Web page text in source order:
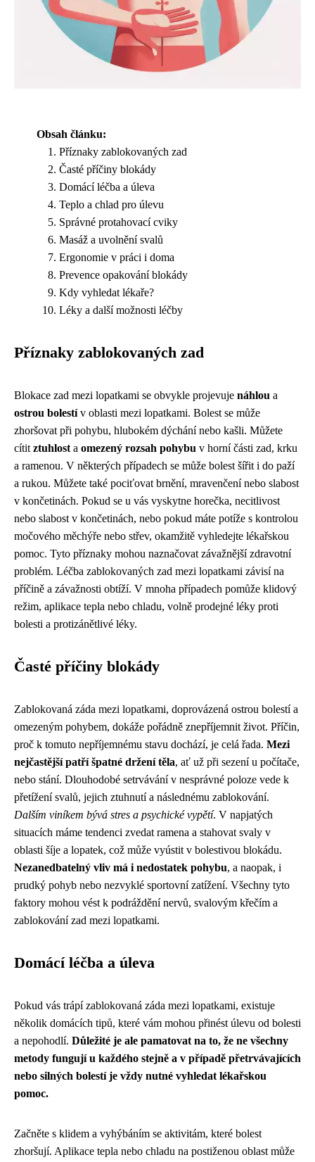
Obsah článku:
Příznaky zablokovaných zad
Časté příčiny blokády
Domácí léčba a úleva
Teplo a chlad pro úlevu
Správné protahovací cviky
Masáž a uvolnění svalů
Ergonomie v práci i doma
Prevence opakování blokády
Kdy vyhledat lékaře?
Léky a další možnosti léčby
Příznaky zablokovaných zad
Blokace zad mezi lopatkami se obvykle projevuje náhlou a
ostrou bolestív oblasti mezi lopatkami. Bolest se může
zhoršovat při pohybu, hlubokém dýchání nebo kašli. Můžete
cítit ztuhlost a omezený rozsah pohybu v horní části zad, krku
a ramenou. V některých případech se může bolest šířit i do paží
a rukou. Můžete také pociťovat brnění, mravenčení nebo slabost
v končetinách. Pokud se u vás vyskytne horečka, necitlivost
nebo slabost v končetinách, nebo pokud máte potíže s kontrolou
močového měchýře nebo střev, okamžitě vyhledejte lékařskou
pomoc. Tyto příznaky mohou naznačovat závažnější zdravotní
problém. Léčba zablokovaných zad mezi lopatkami závisí na
příčině a závažnosti obtíží. V mnoha případech pomůže klidový
režim, aplikace tepla nebo chladu, volně prodejné léky proti
bolesti a protizánětlivé léky.
Časté příčiny blokády
Zablokovaná záda mezi lopatkami, doprovázená ostrou bolestí a
omezeným pohybem, dokáže pořádně znepříjemnit život. Příčin,
proč k tomuto nepříjemnému stavu dochází, je celá řada. Mezi
nejčastější patří špatné držení těla, ať už při sezení u počítače,
nebo stání. Dlouhodobé setrvávání v nesprávné poloze vede k
přetížení svalů, jejich ztuhnutí a následnému zablokování.
Dalším viníkem bývá stres a psychické vypětí. V napjatých
situacích máme tendenci zvedat ramena a stahovat svaly v
oblasti šíje a lopatek, což může vyústit v bolestivou blokádu.
Nezanedbatelný vliv má i nedostatek pohybu, a naopak, i
prudký pohyb nebo nezvyklé sportovní zatížení. Všechny tyto
faktory mohou vést k podráždění nervů, svalovým křečím a
zablokování zad mezi lopatkami.
Domácí léčba a úleva
Pokud vás trápí zablokovaná záda mezi lopatkami, existuje
několik domácích tipů, které vám mohou přinést úlevu od bolesti
a nepohodlí. Důležité je ale pamatovat na to, že ne všechny
metody fungují u každého stejně a v případě přetrvávajících
nebo silných bolestí je vždy nutné vyhledat lékařskou
pomoc.
Začněte s klidem a vyhýbáním se aktivitám, které bolest
zhoršují. Aplikace tepla nebo chladu na postiženou oblast může